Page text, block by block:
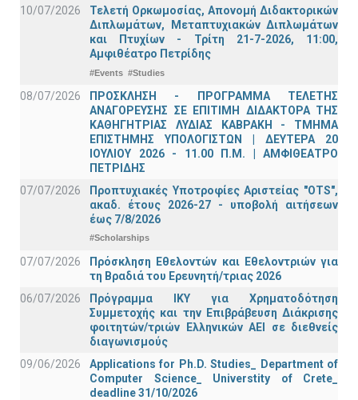
10/07/2026
Τελετή Ορκωμοσίας, Απονομή Διδακτορικών
Διπλωμάτων, Μεταπτυχιακών Διπλωμάτων
και Πτυχίων - Τρίτη 21-7-2026, 11:00,
Αμφιθέατρο Πετρίδης
#Events #Studies
08/07/2026
ΠΡΟΣΚΛΗΣΗ - ΠΡΟΓΡΑΜΜΑ ΤΕΛΕΤΗΣ
ΑΝΑΓΟΡΕΥΣΗΣ ΣΕ ΕΠΙΤΙΜΗ ΔΙΔΑΚΤΟΡΑ ΤΗΣ
ΚΑΘΗΓΗΤΡΙΑΣ ΛΥΔΙΑΣ ΚΑΒΡΑΚΗ - ΤΜΗΜΑ
ΕΠΙΣΤΗΜΗΣ ΥΠΟΛΟΓΙΣΤΩΝ | ΔΕΥΤΕΡΑ 20
ΙΟΥΛΙΟΥ 2026 - 11.00 Π.Μ. | ΑΜΦΙΘΕΑΤΡΟ
ΠΕΤΡΙΔΗΣ
07/07/2026
Προπτυχιακές Υποτροφίες Αριστείας "OTS",
ακαδ. έτους 2026-27 - υποβολή αιτήσεων
έως 7/8/2026
#Scholarships
07/07/2026
Πρόσκληση Εθελοντών και Εθελοντριών για
τη Βραδιά του Ερευνητή/τριας 2026
06/07/2026
Πρόγραμμα ΙΚΥ για Χρηματοδότηση
Συμμετοχής και την Επιβράβευση Διάκρισης
φοιτητών/τριών Ελληνικών ΑΕΙ σε διεθνείς
διαγωνισμούς
09/06/2026
Applications for Ph.D. Studies_ Department of
Computer Science_ Universtity of Crete_
deadline 31/10/2026